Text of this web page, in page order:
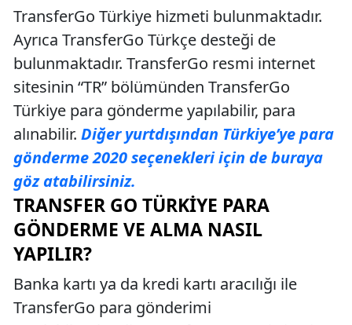
TransferGo Türkiye hizmeti bulunmaktadır.
Ayrıca TransferGo Türkçe desteği de
bulunmaktadır. TransferGo resmi internet
sitesinin “TR” bölümünden TransferGo
Türkiye para gönderme yapılabilir, para
alınabilir. Diğer yurtdışından Türkiye’ye para
gönderme 2020 seçenekleri için de buraya
göz atabilirsiniz.
TRANSFER GO TÜRKIYE PARA
GÖNDERME VE ALMA NASIL
YAPILIR?
Banka kartı ya da kredi kartı aracılığı ile
TransferGo para gönderimi